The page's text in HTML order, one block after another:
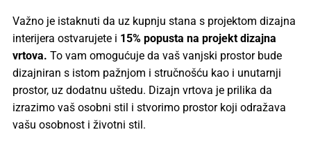
Važno je istaknuti da uz kupnju stana s projektom dizajna
interijera ostvarujete i 15% popusta na projekt dizajna
vrtova. To vam omogućuje da vaš vanjski prostor bude
dizajniran s istom pažnjom i stručnošću kao i unutarnji
prostor, uz dodatnu uštedu. Dizajn vrtova je prilika da
izrazimo vaš osobni stil i stvorimo prostor koji odražava
vašu osobnost i životni stil.